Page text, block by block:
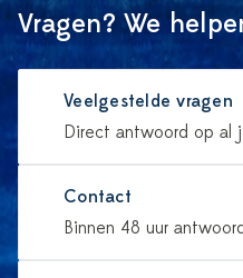
Vragen? We
Veelgestelde vragen
Direct antwoord op al
Contact
Binnen 48 uur